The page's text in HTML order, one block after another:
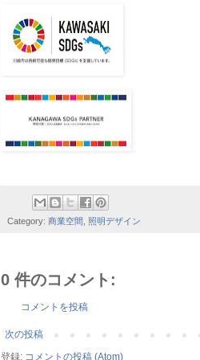
Category: 商業空間 照明デザイン
0 件のコメント:
コメントを投稿
次の投稿
登録: コメントの投稿 (Atom)